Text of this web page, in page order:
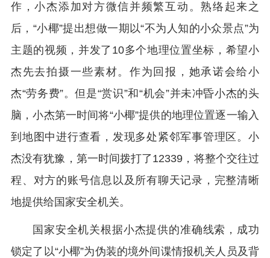
作，小杰添加对方微信并频繁互动。熟络起来之
后，“小椰”提出想做一期以“不为人知的小众景点”为
主题的视频，并发了10多个地理位置坐标，希望小
杰先去拍摄一些素材。作为回报，她承诺会给小
杰“劳务费”。但是“赏识”和“机会”并未冲昏小杰的头
脑，小杰第一时间将“小椰”提供的地理位置逐一输入
到地图中进行查看，发现多处紧邻军事管理区。小
杰没有犹豫，第一时间拨打了12339，将整个交往过
程、对方的账号信息以及所有聊天记录，完整清晰
地提供给国家安全机关。
国家安全机关根据小杰提供的准确线索，成功
锁定了以“小椰”为伪装的境外间谍情报机关人员及背